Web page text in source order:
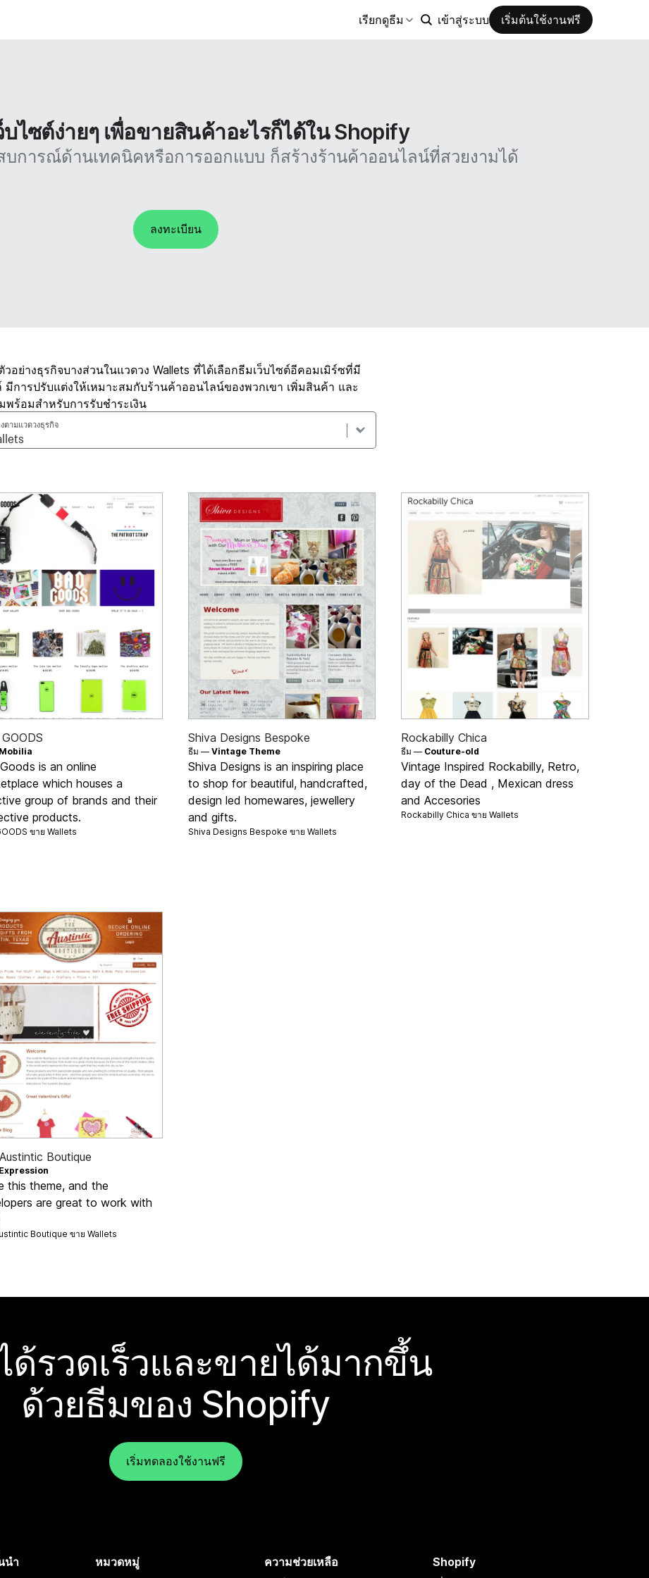
เรียกดูธีม เข้าสู่ระบบ เริ่มต้นใช้งานฟรี
บไซต์ง่ายๆ เพื่อขายสินค้าอะไรก็ได้ใน Shopify
การณ์ด้านเทคนิคหรือการออกแบบ ก็สร้างร้านค้าออนไลน์ที่สวยงามได้
ลงทะเบียน
อย่างธุรกิจบางส่วนในแวดวง Wallets ที่ได้เลือกธีมเว็บไซต์อีคอมเมิร์ซที่มี
มีการปรับแต่งให้เหมาะสมกับร้านค้าออนไลน์ของพวกเขา เพิ่มสินค้า และ
พร้อมสำหรับการรับชำระเงิน
ตามแวดวงธุรกิจ
Mobilia
is an online
which houses a
group of brands and their
products.
ขาย Wallets
Shiva Designs Bespoke
ธีม — Vintage Theme
Shiva Designs is an inspiring place
to shop for beautiful, handcrafted,
design led homewares, jewellery
and gifts.
Shiva Designs Bespoke ขาย Wallets
Rockabilly Chica
ธีม — Couture-old
Vintage Inspired Rockabilly, Retro,
day of the Dead , Mexican dress
and Accesories
Rockabilly Chica ขายWallets
Boutique
Expression
this theme, and the
are great to work with
Boutique ขาย Wallets
ด้รวดเร็วและขายได้มากขึ้น
ด้วยธีมของ Shopify
เริ่มทดลองใช้งานฟรี
นำ
หมวดหมู่
ความช่วยเหลือ
Shopify